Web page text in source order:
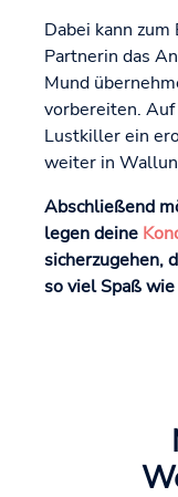
Dabei kann
Partnerin das
Mund
vorbereiten.
Lustkiller ein
weiter in
Abschließend
legen deine
sicherzugehen,
so viel Spaß